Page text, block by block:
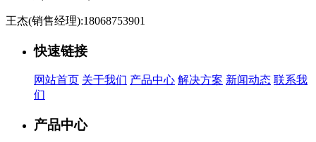
王杰(销售经理):18068753901
快速链接
网站首页 关于我们 产品中心 解决方案 新闻动态 联系我
们
产品中心